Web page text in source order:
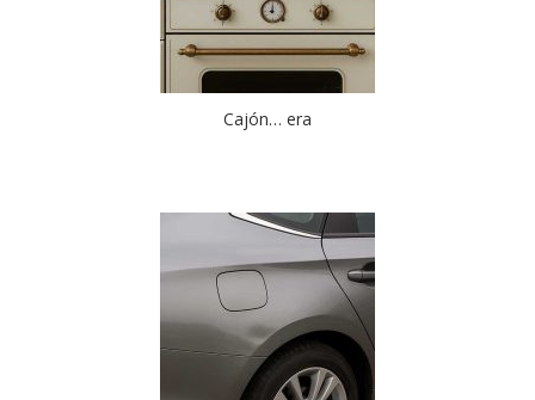
Cajón… era